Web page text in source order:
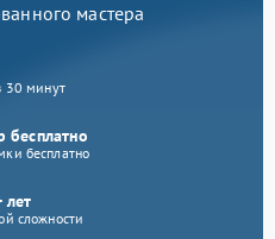
мастера
30 минут
бесплатно
бесплатно
лет
сложности